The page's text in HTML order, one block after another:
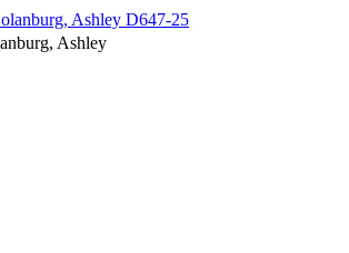
Ashley